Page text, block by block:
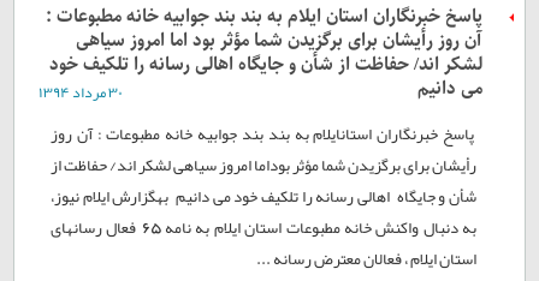
پاسخ خبرنگاران استان ایلام به بند بند جوابیه خانه مطبوعات :
آن روز رأیشان برای برگزیدن شما مؤثر بود اما امروز سیاهی
لشکر اند/ حفاظت از شأن و جایگاه اهالی رسانه را تلکیف خود
می دانیم ۳۰ مرداد ۱۳۹۴
پاسخ خبرنگاران استانایلام به بند بند جوابیه خانه مطبوعات : آن روز
رأیشان برای برگزیدن شما مؤثر بوداما امروز سیاهی لشکر اند/ حفاظت از
شأن و جایگاه اهالی رسانه را تلکیف خود می دانیم بهگزارش ایلام نیوز،
به دنبال واکنش خانه مطبوعات استان ایلام به نامه 65 فعال رسانهای
استان ایلام ، فعالان معترض رسانه ...